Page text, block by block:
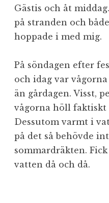
Gästis och åt
på stranden och
hoppade i med mig.
På söndagen efter
och idag var
än gårdagen. Visst,
vågorna höll faktiskt
Dessutom varmt i
på det så behövde
sommardräkten.
vatten då och då.